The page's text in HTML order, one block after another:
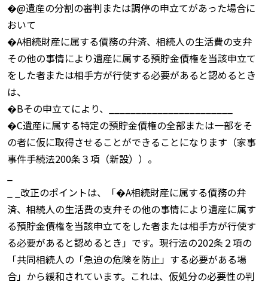
�@遺産の分割の審判または調停の申立てがあった場合に
おいて
�A相続財産に属する債務の弁済、相続人の生活費の支弁
その他の事情により遺産に属する預貯金債権を当該申立て
をした者または相手方が行使する必要があると認めるとき
は、
�Bその申立てにより、_______________________
�C遺産に属する特定の預貯金債権の全部または一部をそ
の者に仮に取得させることができることになります（家事
事件手続法200条３項（新設））。
_ _改正のポイントは、「�A相続財産に属する債務の弁
済、相続人の生活費の支弁その他の事情により遺産に属す
る預貯金債権を当該申立てをした者または相手方が行使す
る必要があると認めるとき」です。現行法の202条２項の
「共同相続人の「急迫の危険を防止」する必要がある場
合」から緩和されています。これは、仮処分の必要性の判